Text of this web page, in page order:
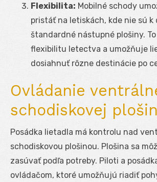
Flexibilita: Mobilné schody
pristáť na letiskách, kde nie sú k
štandardné nástupné plošiny.
flexibilitu letectva a umožňuje
dosiahnuť rôzne destinácie po
Ovládanie
schodiskovej
Posádka lietadla má kontrolu nad
schodiskovou plošinou. Plošina sa
zasúvať podľa potreby. Piloti a
ovládačom, ktoré umožňujú riadiť